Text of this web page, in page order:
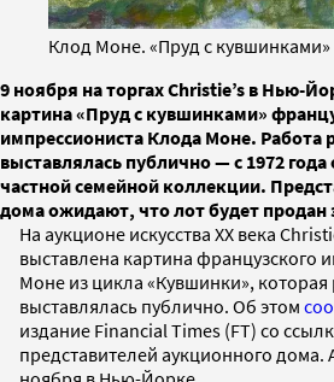
Клод Моне. «Пруд с кувшинками»
9 ноября на торгах Christie’s в Нью-
картина «Пруд с кувшинками»
импрессиониста Клода Моне. Работа
выставлялась публично — с 1972 года
частной семейной коллекции.
дома ожидают, что лот будет продан
На аукционе искусства XX века
выставлена картина французского
Моне из цикла «Кувшинки», которая
выставлялась публично. Об этом
издание Financial Times (FT) со
представителей аукционного дома.